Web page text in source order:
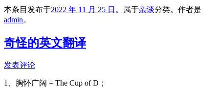
本条目发布于2022 年 11 月 25 日 。属于杂谈分类。 作者是
admin。
奇怪的英文翻译
发表评论
1、胸怀广阔 = The Cup of D；